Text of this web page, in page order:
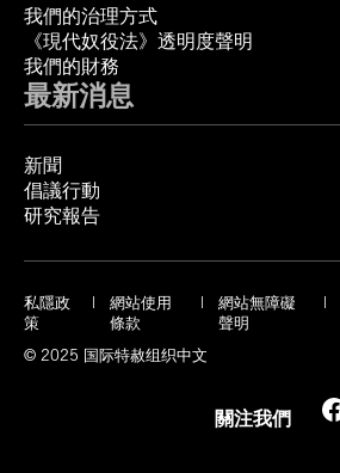
我們的治理方式
《現代奴役法》透明度聲明
我們的財務
最新消息
新聞
倡議行動
研究報告
私隱政
策
網站使用
條款
網站無障礙
聲明
© 2025 国际特赦组织中文
關注我們 Facebook